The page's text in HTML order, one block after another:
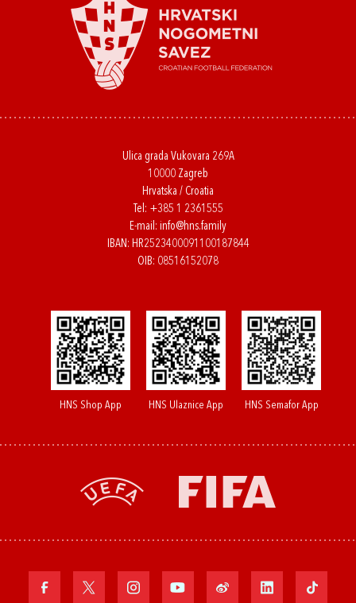
Ulica grada Vukovara 269A
10000 Zagreb
Hrvatska / Croatia
Tel: +385 1 2361555
E-mail: info@hns.family
IBAN: HR2523400091100187844
OIB: 08516152078
HNS Shop App HNS Ulaznice App HNS Semafor App